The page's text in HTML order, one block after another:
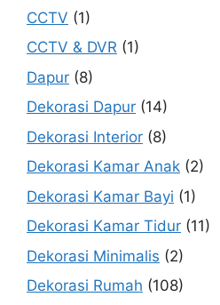
CCTV (1)
CCTV & DVR (1)
Dapur (8)
Dekorasi Dapur (14)
Dekorasi Interior (8)
Dekorasi Kamar Anak (2)
Dekorasi Kamar Bayi (1)
Dekorasi Kamar Tidur (11)
Dekorasi Minimalis (2)
Dekorasi Rumah (108)